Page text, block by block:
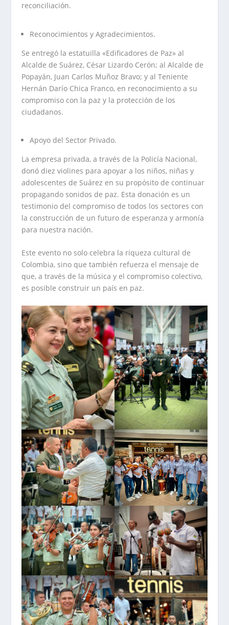
reconciliación.
Reconocimientos y Agradecimientos.
Se entregó la estatuilla «Edificadores de Paz» al
Alcalde de Suárez, César Lizardo Cerón; al Alcalde de
Popayán, Juan Carlos Muñoz Bravo; y al Teniente
Hernán Darío Chica Franco, en reconocimiento a su
compromiso con la paz y la protección de los
ciudadanos.
Apoyo del Sector Privado.
La empresa privada, a través de la Policía Nacional,
donó diez violines para apoyar a los niños, niñas y
adolescentes de Suárez en su propósito de continuar
propagando sonidos de paz. Esta donación es un
testimonio del compromiso de todos los sectores con
la construcción de un futuro de esperanza y armonía
para nuestra nación.
Este evento no solo celebra la riqueza cultural de
Colombia, sino que también refuerza el mensaje de
que, a través de la música y el compromiso colectivo,
es posible construir un país en paz.